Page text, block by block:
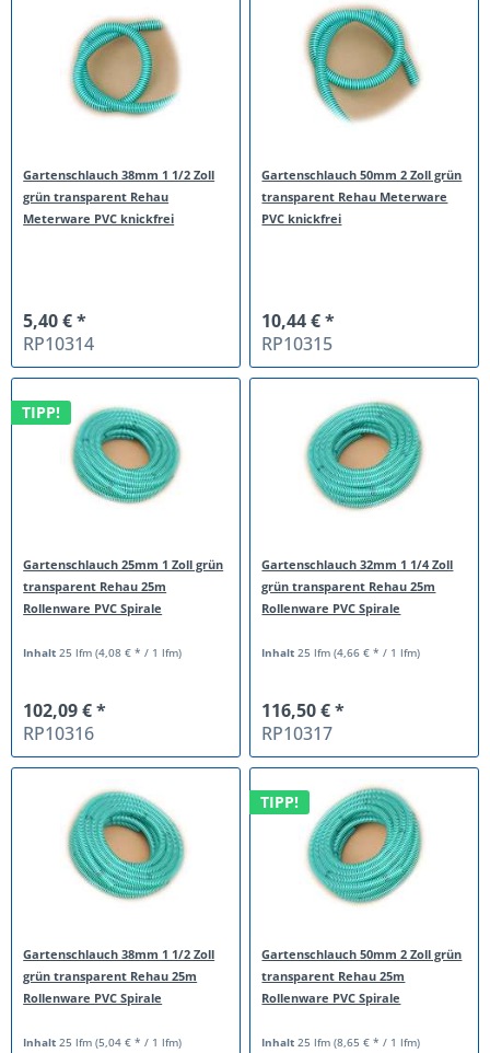
Gartenschlauch 38mm 1 1/2 Zoll
grün transparent Rehau
Meterware PVC knickfrei
5,40 € *
RP10314
Gartenschlauch 50mm 2 Zoll grün
transparent Rehau Meterware
PVC knickfrei
10,44 € *
RP10315
TIPP!
Gartenschlauch 25mm 1 Zoll grün
transparent Rehau 25m
Rollenware PVC Spirale
Inhalt25 lfm(4,08 € * / 1 lfm)
102,09 € *
RP10316
Gartenschlauch 32mm 1 1/4 Zoll
grün transparent Rehau 25m
Rollenware PVC Spirale
Inhalt25 lfm(4,66 € * / 1 lfm)
116,50 € *
RP10317
Gartenschlauch 38mm 1 1/2 Zoll
grün transparent Rehau 25m
Rollenware PVC Spirale
Inhalt 25 lfm(5,04 € * / 1 lfm)
TIPP!
Gartenschlauch 50mm 2 Zoll grün
transparent Rehau 25m
Rollenware PVC Spirale
Inhalt 25 lfm(8,65 € * / 1 lfm)